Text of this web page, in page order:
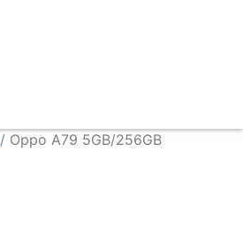
/ Oppo A79 5GB/256GB